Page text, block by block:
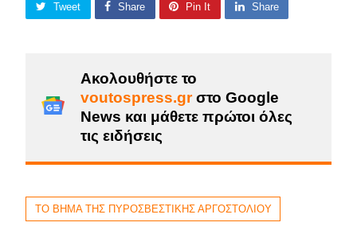
Tweet Share Pin It Share
Ακολουθήστε το
voutospress.grστο Google
News και μάθετε πρώτοι όλες
τις ειδήσεις
ΤΟ ΒΗΜΑ ΤΗΣ ΠΥΡΟΣΒΕΣΤΙΚΗΣ ΑΡΓΟΣΤΟΛΙΟΥ